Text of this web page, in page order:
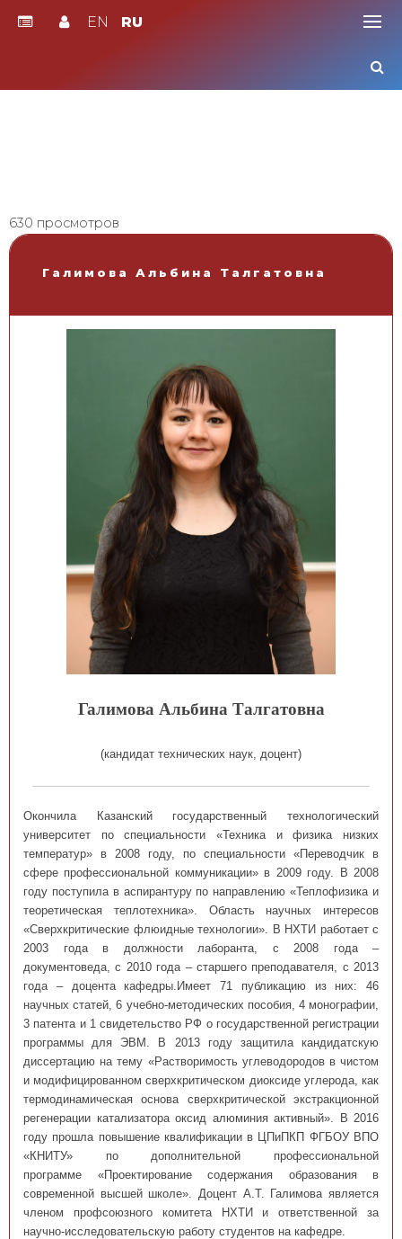
EN RU
630 просмотров
Галимова Альбина Талгатовна
Галимова Альбина Талгатовна
(кандидат технических наук, доцент)
Окончила Казанский государственный технологический
университет по специальности «Техника и физика низких
температур» в 2008 году, по специальности «Переводчик в
сфере профессиональной коммуникации» в 2009 году. В 2008
году поступила в аспирантуру по направлению «Теплофизика и
теоретическая теплотехника». Область научных интересов
«Сверхкритические флюидные технологии». В НХТИ работает с
2003 года в должности лаборанта, с 2008 года –
документоведа, с 2010 года – старшего преподавателя, с 2013
года – доцента кафедры.Имеет 71 публикацию из них: 46
научных статей, 6 учебно-методических пособия, 4 монографии,
3 патента и 1 свидетельство РФ о государственной регистрации
программы для ЭВМ. В 2013 году защитила кандидатскую
диссертацию на тему «Растворимость углеводородов в чистом
и модифицированном сверхкритическом диоксиде углерода, как
термодинамическая основа сверхкритической экстракционной
регенерации катализатора оксид алюминия активный». В 2016
году прошла повышение квалификации в ЦПиПКП ФГБОУ ВПО
«КНИТУ» по дополнительной профессиональной
программе «Проектирование содержания образования в
современной высшей школе». Доцент А.Т. Галимова является
членом профсоюзного комитета НХТИ и ответственной за
научно-исследовательскую работу студентов на кафедре.